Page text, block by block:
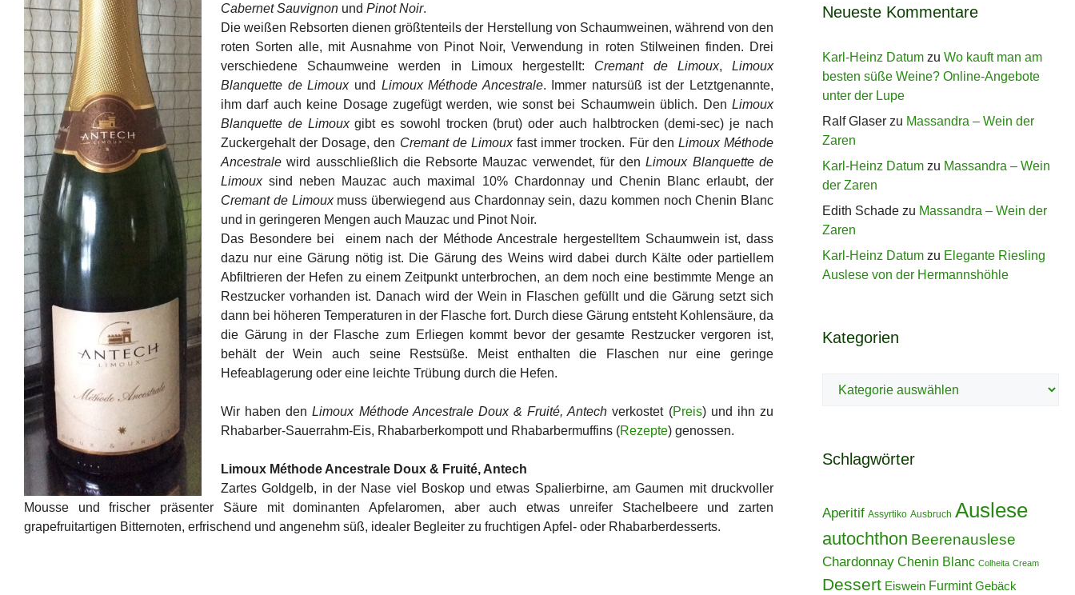
Cabernet Sauvignon und Pinot Noir.
Die weißen Rebsorten dienen größtenteils der Herstellung von Schaumweinen, während von den
roten Sorten alle, mit Ausnahme von Pinot Noir, Verwendung in roten Stilweinen finden. Drei
verschiedene Schaumweine werden in Limoux hergestellt: Cremant de Limoux,Limoux
Blanquette de Limouxund Limoux Méthode Ancestrale. Immer natursüß ist der Letztgenannte,
ihm darf auch keine Dosage zugefügt werden, wie sonst bei Schaumwein üblich. Den Limoux
Blanquette de Limouxgibt es sowohl trocken (brut) oder auch halbtrocken (demi-sec) je nach
Zuckergehalt der Dosage, den Cremant de Limouxfast immer trocken. Für den Limoux Méthode
Ancestrale wird ausschließlich die Rebsorte Mauzac verwendet, für denLimoux Blanquette de
Limouxsind neben Mauzac auch maximal 10% Chardonnay und Chenin Blanc erlaubt, der
Cremant de Limouxmuss überwiegend aus Chardonnay sein, dazu kommen noch Chenin Blanc
und in geringeren Mengen auch Mauzac und Pinot Noir.
Das Besondere bei einem nach der Méthode Ancestrale hergestelltem Schaumwein ist, dass
dazu nur eine Gärung nötig ist. Die Gärung des Weins wird dabei durch Kälte oder partiellem
Abfiltrieren der Hefen zu einem Zeitpunkt unterbrochen, an dem noch eine bestimmte Menge an
Restzucker vorhanden ist. Danach wird der Wein in Flaschen gefüllt und die Gärung setzt sich
dann bei höheren Temperaturen in der Flasche fort. Durch diese Gärung entsteht Kohlensäure, da
die Gärung in der Flasche zum Erliegen kommt bevor der gesamte Restzucker vergoren ist,
behält der Wein auch seine Restsüße. Meist enthalten die Flaschen nur eine geringe
Hefeablagerung oder eine leichte Trübung durch die Hefen.
Wir haben denLimoux Méthode Ancestrale Doux & Fruité, Antech verkostet (Preis) und ihn zu
Rhabarber-Sauerrahm-Eis, Rhabarberkompott und Rhabarbermuffins (Rezepte) genossen.
Limoux Méthode Ancestrale Doux & Fruité, Antech
Zartes Goldgelb, in der Nase viel Boskop und etwas Spalierbirne, am Gaumen mit druckvoller
Mousse und frischer präsenter Säure mit dominanten Apfelaromen, aber auch etwas unreifer Stachelbeere und zarten
grapefruitartigen Bitternoten, erfrischend und angenehm süß, idealer Begleiter zu fruchtigen Apfel- oder Rhabarberdesserts.
Neueste Kommentare
Karl-Heinz Datum zu Wo kauft man am
besten süße Weine? Online-Angebote
unter der Lupe
Ralf Glaser zu Massandra – Wein der
Zaren
Karl-Heinz Datum zu Massandra – Wein
der Zaren
Edith Schade zu Massandra – Wein der
Zaren
Karl-Heinz Datum zu Elegante Riesling
Auslese von der Hermannshöhle
Kategorien
Kategorien
Schlagwörter
Aperitif Assyrtiko Ausbruch Auslese
autochthon Beerenauslese
Chardonnay Chenin Blanc Colheita Cream
Dessert Eiswein Furmint Gebäck